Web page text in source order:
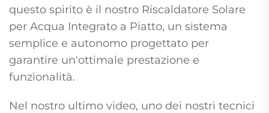
questo spirito è il nostro Riscaldatore Solare
per Acqua Integrato a Piatto, un sistema
semplice e autonomo progettato per
garantire un'ottimale prestazione e
funzionalità.
Nel nostro ultimo video, uno dei nostri tecnici